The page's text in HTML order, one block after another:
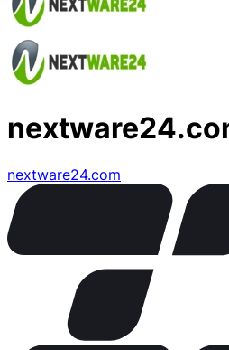
nextware24.com